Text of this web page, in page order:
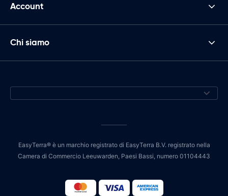
Account
Chi siamo
EasyTerra® è un marchio registrato di EasyTerra B.V. registrato nella
Camera di Commercio Leeuwarden, Paesi Bassi, numero 01104443